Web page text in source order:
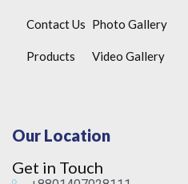
Contact Us
Products
Photo Gallery
Video Gallery
Our Location
Get in Touch